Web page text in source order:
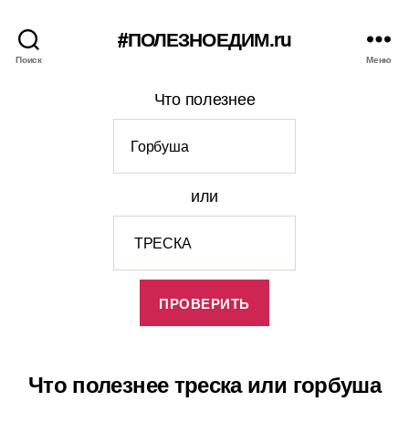
Поиск
#ПОЛЕЗНОЕДИМ.ru
Меню
Что полезнее
или
Что полезнее треска или горбуша